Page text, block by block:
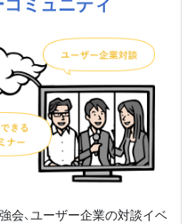
会、ユーザー企業の対談イベ